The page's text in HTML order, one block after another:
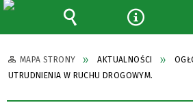
MAPA STRONY AKTUALNOŚCI
UTRUDNIENIA W RUCHU DROGOWYM.
WyszukiwarkaNarzędzia